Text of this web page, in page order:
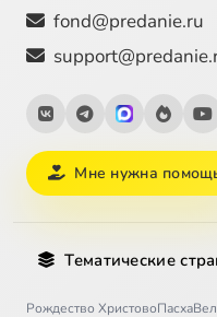
fond@predanie.ru
Мне нужна
Тематические
Рождество ХристовоПасха